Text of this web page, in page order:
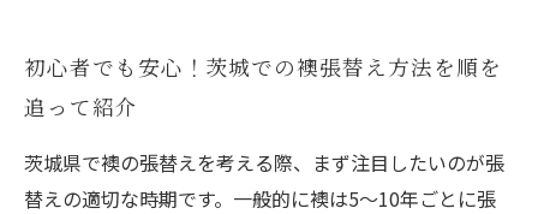
初心者でも安心！茨城での襖張替え方法を順を
追って紹介
茨城県で襖の張替えを考える際、まず注目したいのが張
替えの適切な時期です。一般的に襖は5～10年ごとに張